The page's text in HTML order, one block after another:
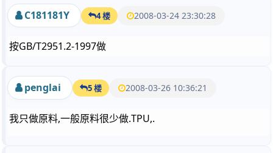
C181181Y 4 楼 2008-03-24 23:30:28
按GB/T2951.2-1997做
penglai 5 楼 2008-03-26 10:36:21
我只做原料,一般原料很少做.TPU,.